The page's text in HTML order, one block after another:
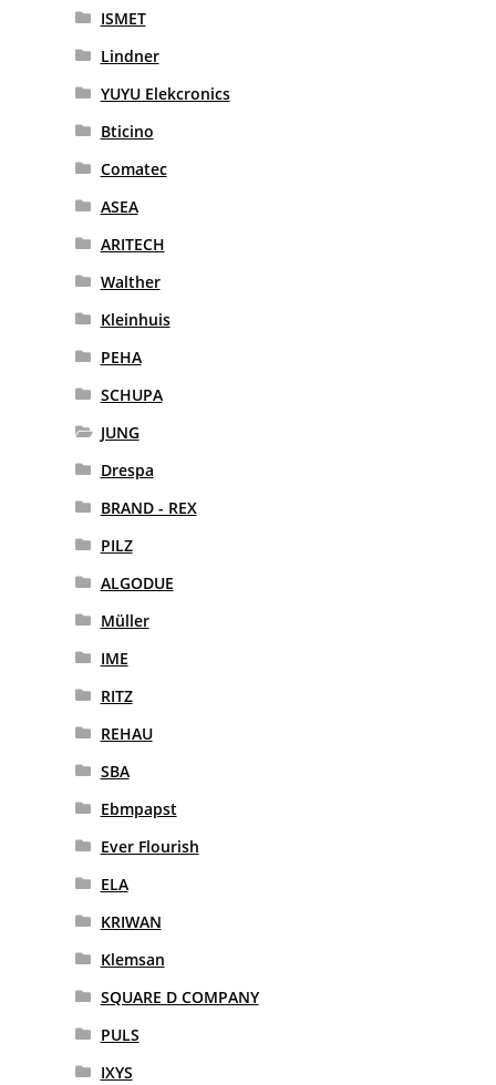
ISMET
Lindner
YUYU Elekcronics
Bticino
Comatec
ASEA
ARITECH
Walther
Kleinhuis
PEHA
SCHUPA
JUNG
Drespa
BRAND - REX
PILZ
ALGODUE
Müller
IME
RITZ
REHAU
SBA
Ebmpapst
Ever Flourish
ELA
KRIWAN
Klemsan
SQUARE D COMPANY
PULS
IXYS